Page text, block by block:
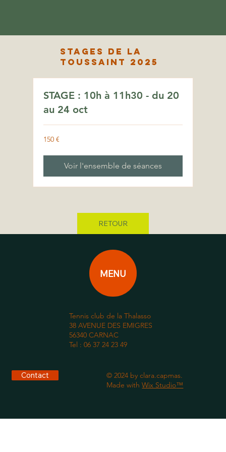
STAGES de la
toussaint 2025
STAGE : 10h à 11h30 - du 20
au 24 oct
150
euros
150 €
Voir l'ensemble de séances
RETOUR
Tennis club de la Thalasso
38 AVENUE DES EMIGRES
56340 CARNAC
Tel : 06 37 24 23 49
MENU
Contact
© 2024 by clara.capmas.
Made withWix Studio™